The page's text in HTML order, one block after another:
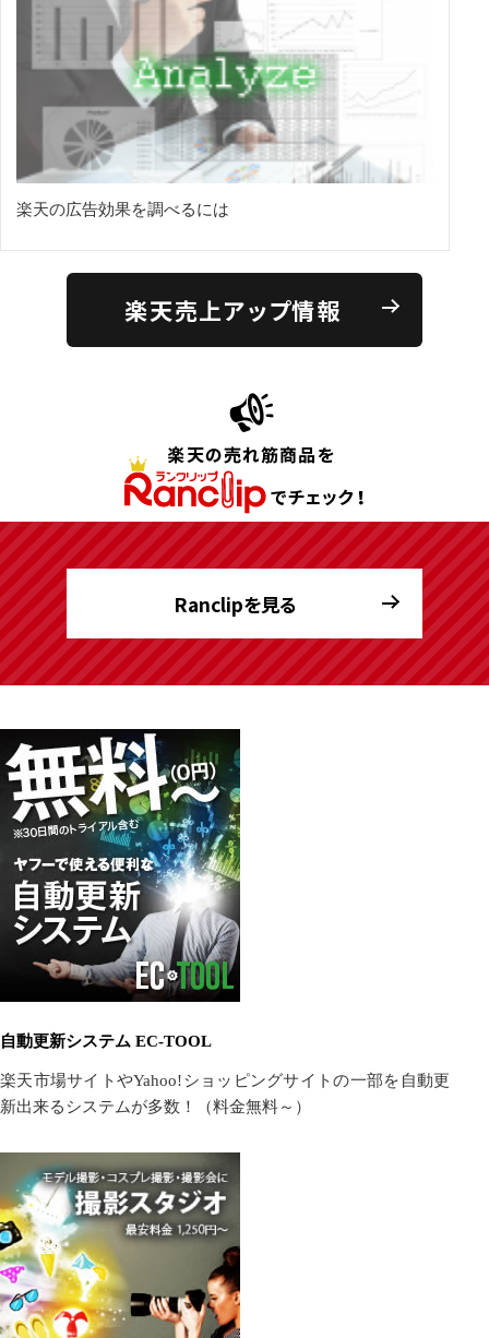
楽天の広告効果を調べるには
楽天売上アップ情報
Ranclipを見る
自動更新システム EC-TOOL
楽天市場サイトやYahoo!ショッピングサイトの一部を自動更
新出来るシステムが多数！（料金無料～）